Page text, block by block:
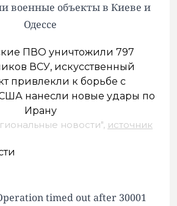
военные объекты в Киеве и
Одессе
новости", источник
timed out after 30001